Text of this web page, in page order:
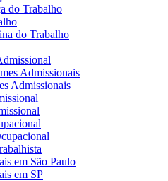
do Trabalho
do Trabalho
Admissionais
Admissionais
em São Paulo
em SP